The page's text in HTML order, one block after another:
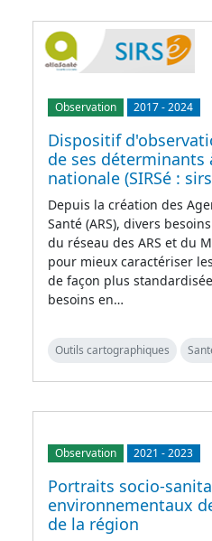
Observation 2017-2024
Dispositif
de ses déterminants
nationale (SIRSé :
Depuis la création des
Santé (ARS), divers
du réseau des ARS et du
pour mieux caractériser
de façon plus
besoins en…
Outils cartographiques
Observation 2021 -2023
Portraits socio-
environnementaux
de la région